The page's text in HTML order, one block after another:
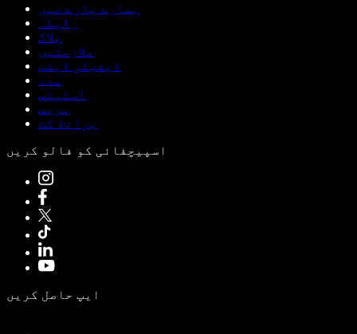
ہمارے بارے میں
رابطہ
بلاگ
ملازمتیں
ایفیلی ایٹس
مدد
اسٹیٹس
پریس
برانڈ کٹ
اسپیچفائی کو فالو کریں
ایپ حاصل کریں